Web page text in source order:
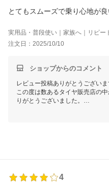
とてもスムーズで乗り心地が
実用品・普段使い｜家族へ｜リピー
注文日：2025/10/10
ショップからのコメント
レビュー投稿ありがとうございま
この度は数あるタイヤ販売店の
りがとうございました。
今後ともお客様に満足頂けるよ
4